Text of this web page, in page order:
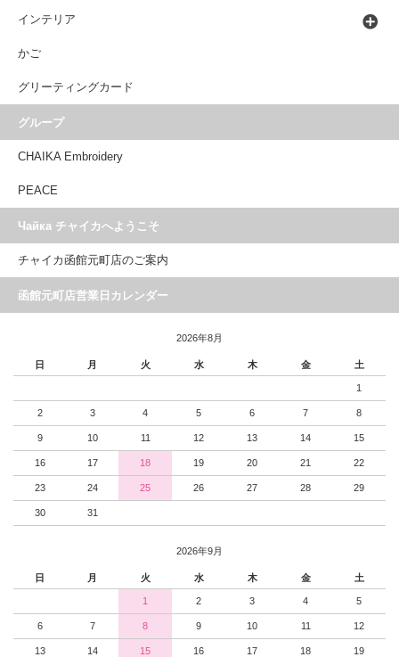
インテリア
かご
グリーティングカード
グループ
CHAIKA Embroidery
PEACE
Чайка チャイカへようこそ
チャイカ函館元町店のご案内
函館元町店営業日カレンダー
2026年8月
日 月 火 水 木 金 土
1
2 3 4 5 6 7 8
9 10 11 12 13 14 15
16 17 18 19 20 21 22
23 24 25 26 27 28 29
30 31
2026年9月
日 月 火 水 木 金 土
1 2 3 4 5
6 7 8 9 10 11 12
13 14 15 16 17 18 19